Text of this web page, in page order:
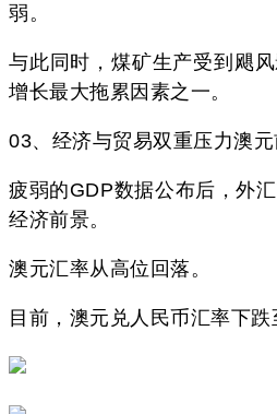
弱。
与此同时，煤矿生产受到飓
增长最大拖累因素之一。
03、经济与贸易双重压力澳
疲弱的GDP数据公布后，外
经济前景。
澳元汇率从高位回落。
目前，澳元兑人民币汇率下跌